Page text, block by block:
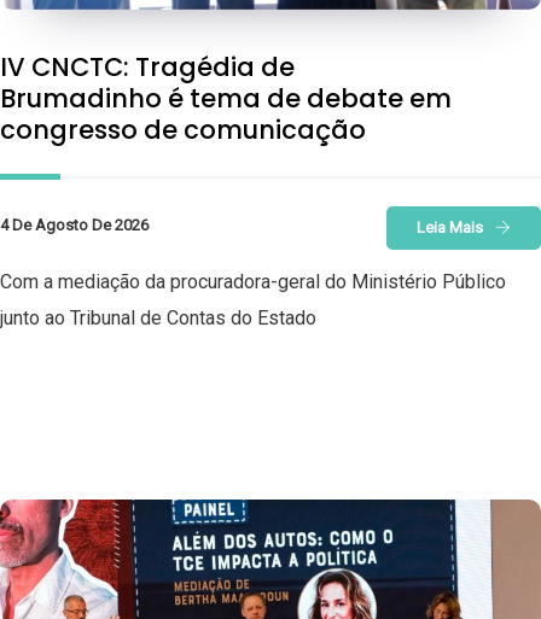
IV CNCTC: Tragédia de
Brumadinho é tema de debate em
congresso de comunicação
4 De Agosto De 2026 Leia Mais
Com a mediação da procuradora-geral do Ministério Público
junto ao Tribunal de Contas do Estado